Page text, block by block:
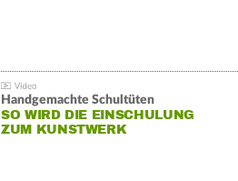
Handgemachte Schultüten
SO WIRD DIE EINSCHULUNG
ZUM KUNSTWERK